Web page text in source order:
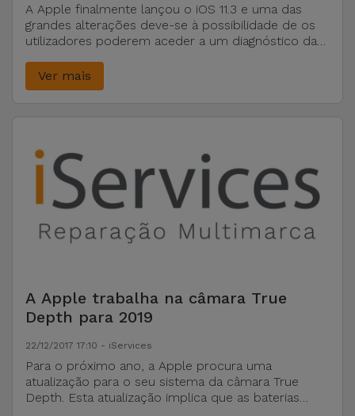
A Apple finalmente lançou o iOS 11.3 e uma das
grandes alterações deve-se à possibilidade de os
utilizadores poderem aceder a um diagnóstico da
Ver mais
A Apple trabalha na câmara True
Depth para 2019
22/12/2017 17:10 - iServices
Para o próximo ano, a Apple procura uma
atualização para o seu sistema da câmara True
Depth. Esta atualização implica que as baterias